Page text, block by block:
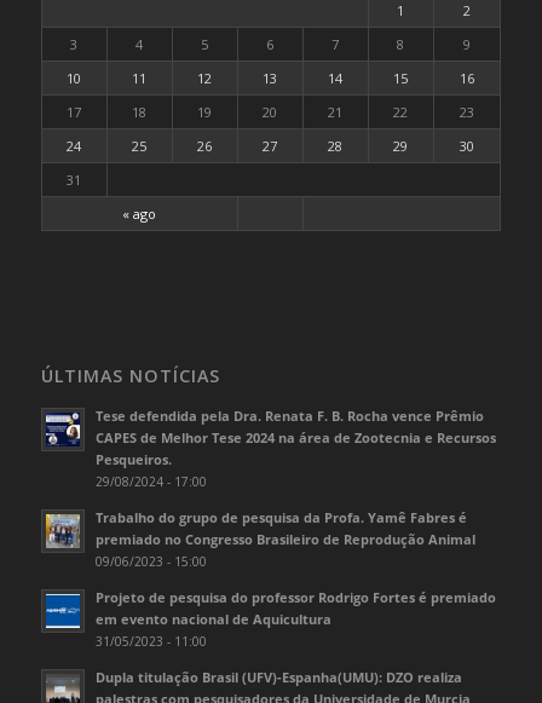
« ago
1
2
3
4 5 6 7 8
9
10
11 12 13 14 15
16
17
18 19 20 21 22
23
24
25 26 27 28 29
30
31
ÚLTIMAS NOTÍCIAS
Tese defendida pela Dra. Renata F. B. Rocha vence Prêmio
CAPES de Melhor Tese 2024 na área de Zootecnia e Recursos
Pesqueiros.
29/08/2024 - 17:00
Trabalho do grupo de pesquisa da Profa. Yamê Fabres é
premiado no Congresso Brasileiro de Reprodução Animal
09/06/2023 - 15:00
Projeto de pesquisa do professor Rodrigo Fortes é premiado
em evento nacional de Aquicultura
31/05/2023 - 11:00
Dupla titulação Brasil (UFV)-Espanha(UMU): DZO realiza
palestras com pesquisadores da Universidade de Murcia